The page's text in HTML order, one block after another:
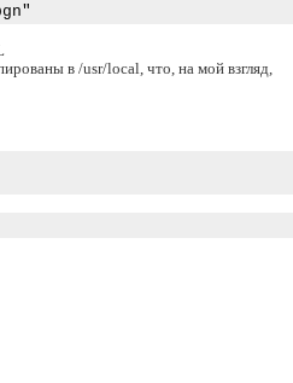
в /usr/local, что, на мой взгляд,